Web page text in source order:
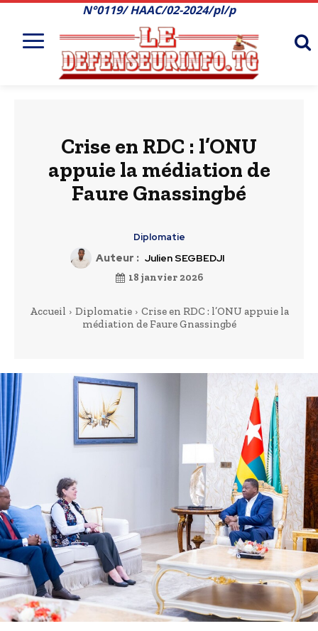
N°0119/ HAAC/02-2024/pl/p
Crise en RDC : l’ONU
appuie la médiation de
Faure Gnassingbé
Diplomatie
Auteur : Julien SEGBEDJI
18 janvier 2026
Accueil Diplomatie
Crise en RDC : l’ONU appuie la
médiation de Faure Gnassingbé